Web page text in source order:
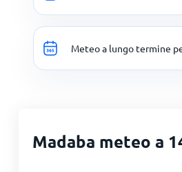
Meteo a lungo termine
Madaba meteo a